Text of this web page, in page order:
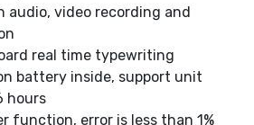
audio, video recording and
real time typewriting
battery inside, support unit
hours
function, error is less than 1%